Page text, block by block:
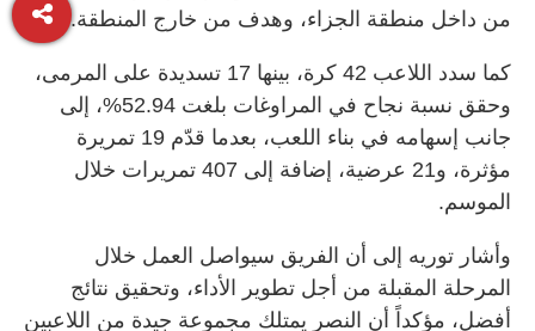
من داخل منطقة الجزاء، وهدف من خارج المنطقة.
كما سدد اللاعب 42 كرة، بينها 17 تسديدة على المرمى،
وحقق نسبة نجاح في المراوغات بلغت 52.94%، إلى
جانب إسهامه في بناء اللعب، بعدما قدّم 19 تمريرة
مؤثرة، و21 عرضية، إضافة إلى 407 تمريرات خلال
الموسم.
وأشار توريه إلى أن الفريق سيواصل العمل خلال
المرحلة المقبلة من أجل تطوير الأداء، وتحقيق نتائج
أفضل، مؤكداً أن النصر يمتلك مجموعة جيدة من اللاعبين